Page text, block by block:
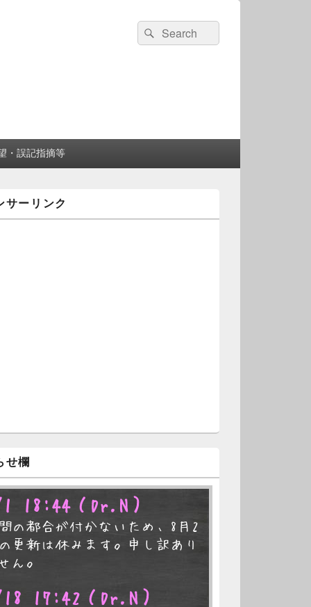
検
索:
検
索
・誤記指摘等
サーリンク
せ欄
18:44 （Dr.N）
の都合が付かないため、8月2
更新は休みます。申し訳あり
ん。
17:42 （Dr.N）